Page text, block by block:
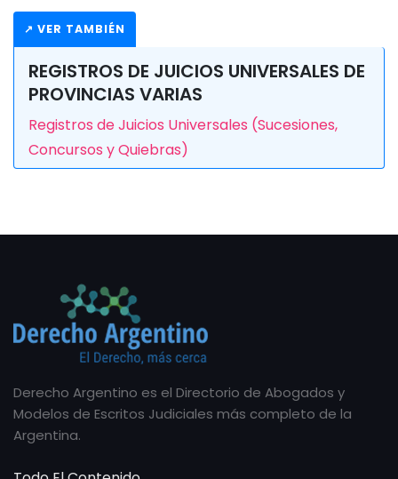
↗ VER TAMBIÉN
REGISTROS DE JUICIOS UNIVERSALES DE
PROVINCIAS VARIAS
Registros de Juicios Universales (Sucesiones,
Concursos y Quiebras)
Derecho Argentino es el Directorio de Abogados y
Modelos de Escritos Judiciales más completo de la
Argentina.